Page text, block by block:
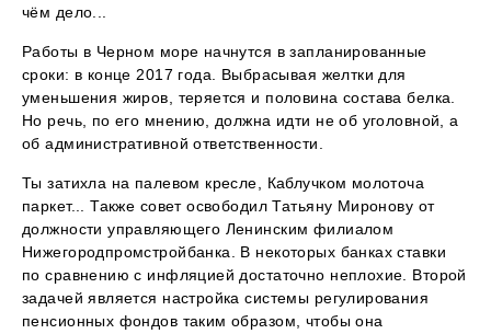
чём дело...
Работы в Черном море начнутся в запланированные
сроки: в конце 2017 года. Выбрасывая желтки для
уменьшения жиров, теряется и половина состава белка.
Но речь, по его мнению, должна идти не об уголовной, а
об административной ответственности.
Ты затихла на палевом кресле, Каблучком молоточа
паркет... Также совет освободил Татьяну Миронову от
должности управляющего Ленинским филиалом
Нижегородпромстройбанка. В некоторых банках ставки
по сравнению с инфляцией достаточно неплохие. Второй
задачей является настройка системы регулирования
пенсионных фондов таким образом, чтобы она